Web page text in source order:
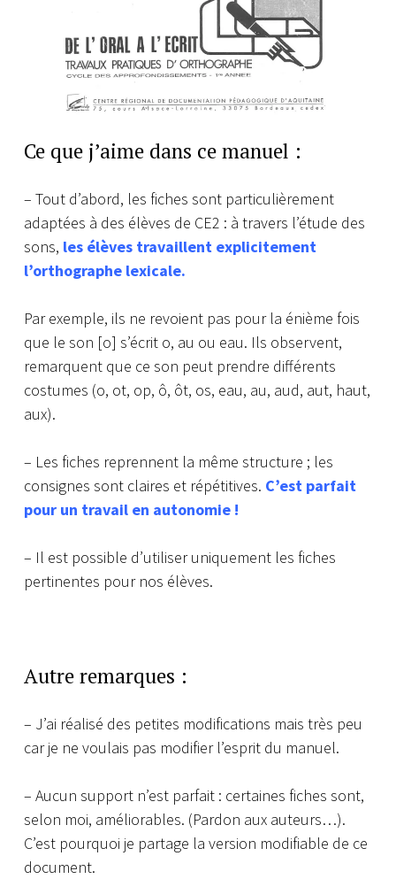
Ce que j’aime dans ce manuel :
– Tout d’abord, les fiches sont particulièrement
adaptées à des élèves de CE2 : à travers l’étude des
sons, les élèves travaillent explicitement
l’orthographe lexicale.
Par exemple, ils ne revoient pas pour la énième fois
que le son [o] s’écrit o, au ou eau. Ils observent,
remarquent que ce son peut prendre différents
costumes (o, ot, op, ô, ôt, os, eau, au, aud, aut, haut,
aux).
– Les fiches reprennent la même structure ; les
consignes sont claires et répétitives. C’est parfait
pour un travail en autonomie !
– Il est possible d’utiliser uniquement les fiches
pertinentes pour nos élèves.
Autre remarques :
– J’ai réalisé des petites modifications mais très peu
car je ne voulais pas modifier l’esprit du manuel.
– Aucun support n’est parfait : certaines fiches sont,
selon moi, améliorables. (Pardon aux auteurs…).
C’est pourquoi je partage la version modifiable de ce
document.